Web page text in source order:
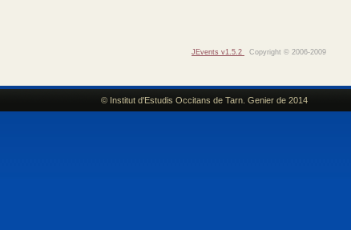
JEvents v1.5.2 Copyright © 2006-2009
© Institut d'Estudis Occitans de Tarn. Genier de 2014